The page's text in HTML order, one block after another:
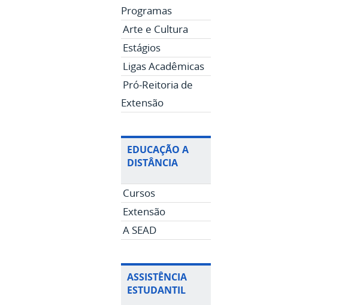
Programas
Arte e Cultura
Estágios
Ligas Acadêmicas
Pró-Reitoria de
Extensão
EDUCAÇÃO A
DISTÂNCIA
Cursos
Extensão
A SEAD
ASSISTÊNCIA
ESTUDANTIL